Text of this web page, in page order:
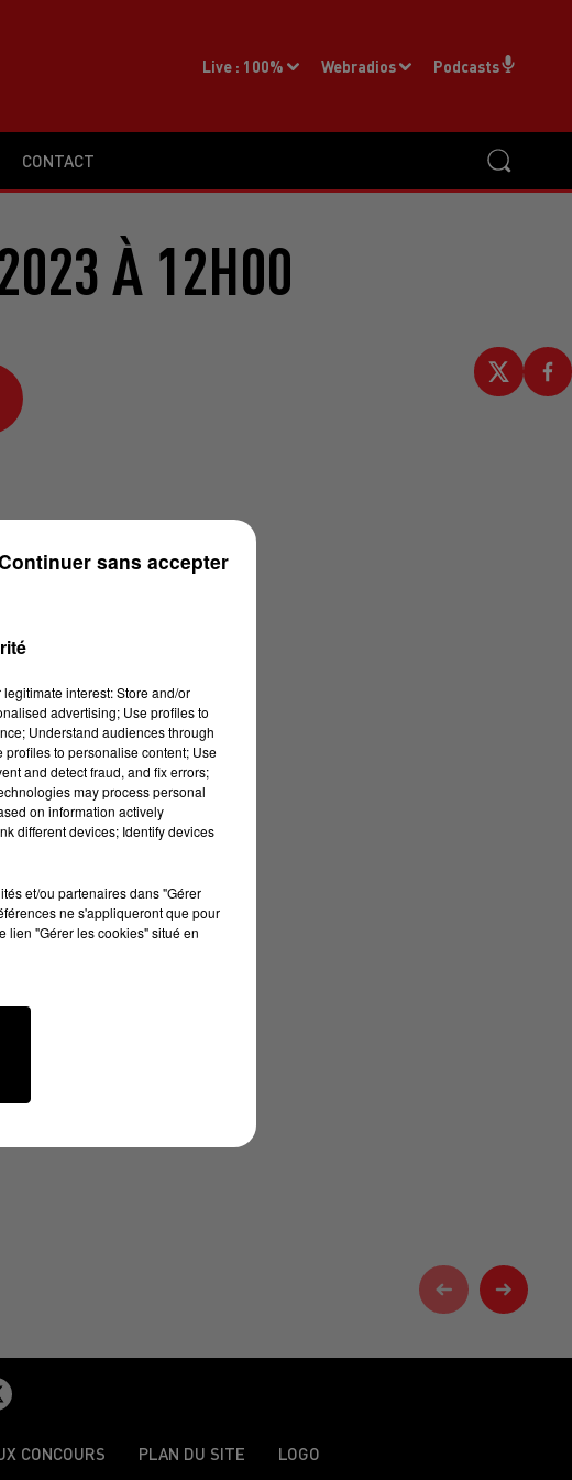
CONTACT
Live : 100% Webradios Podcasts
À 12H00
CONCOURS PLAN DU SITE LOGO
interest: Store and/or
advertising; Use profiles to
Understand audiences through
to personalise content; Use
and detect fraud, and fix errors;
may process personal
on information actively
different devices; Identify devices
et/ou partenaires dans "Gérer
ne s'appliqueront que pour
lien "Gérer les cookies" situé en
sans accepter